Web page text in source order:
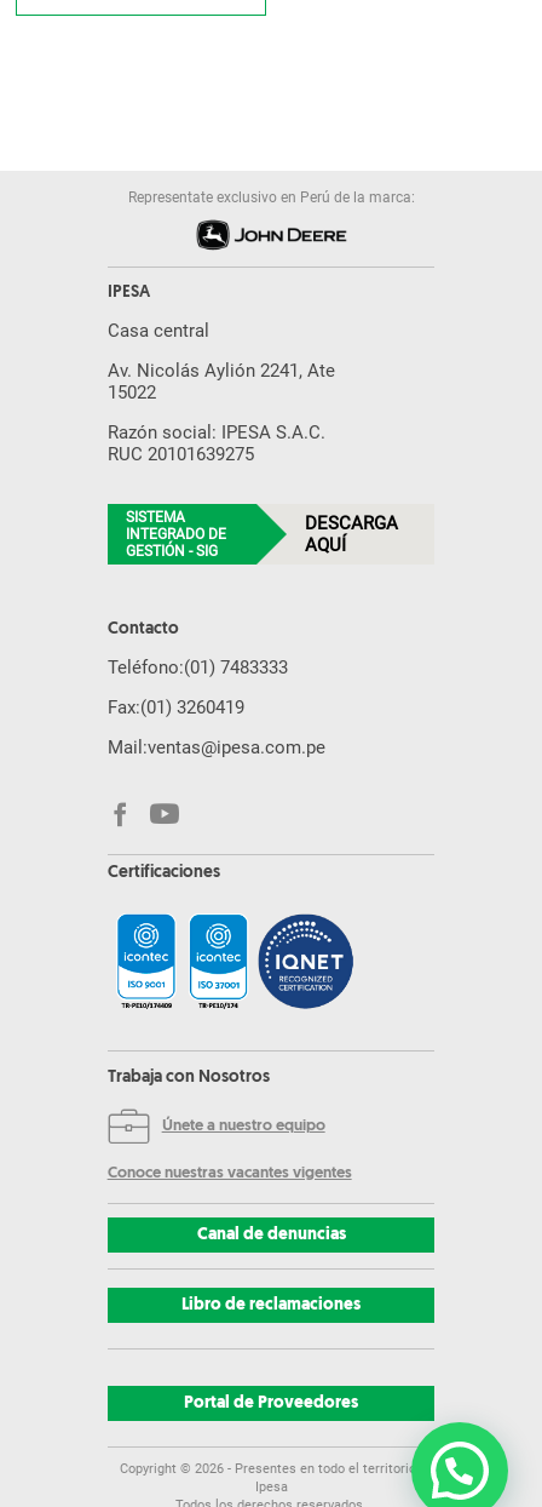
Representate exclusivo en Perú de la marca:
IPESA
Casa central
Av. Nicolás Aylión 2241, Ate
15022
Razón social: IPESA S.A.C.
RUC 20101639275
SISTEMA
INTEGRADO DE
GESTIÓN - SIG
DESCARGA
AQUÍ
Contacto
Teléfono:(01) 7483333
Fax:(01) 3260419
Mail:ventas@ipesa.com.pe
Certificaciones
Trabaja con Nosotros
Únete a nuestro equipo
Conoce nuestras vacantes vigentes
Canal de denuncias
Libro de reclamaciones
Portal de Proveedores
Copyright © 2026- Presentes en todo el territorio |
Ipesa